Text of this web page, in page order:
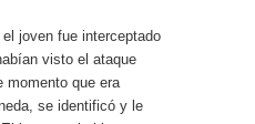
joven fue interceptado
visto el ataque
momento que era
se identificó y le